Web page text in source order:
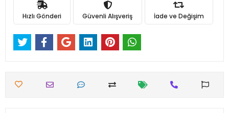
Hızlı Gönderi Güvenli Alışveriş İade ve Değişim